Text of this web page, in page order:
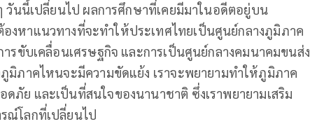
วันนี้เปลี่ยนไป ผลการศึกษาที่เคยมีมาในอดีตอยู่บน
งหาแนวทางที่จะทำให้ประเทศไทยเป็นศูนย์กลางภูมิภาค
ารขับเคลื่อนเศรษฐกิจ และการเป็นศูนย์กลางคมนาคมขนส่ง
มิภาคไหนจะมีความขัดแย้ง เราจะพยายามทำให้ภูมิภาค
ภัย และเป็นที่สนใจของนานาชาติ ซึ่งเราพยายามเสริม
ณ์โลกที่เปลี่ยนไป